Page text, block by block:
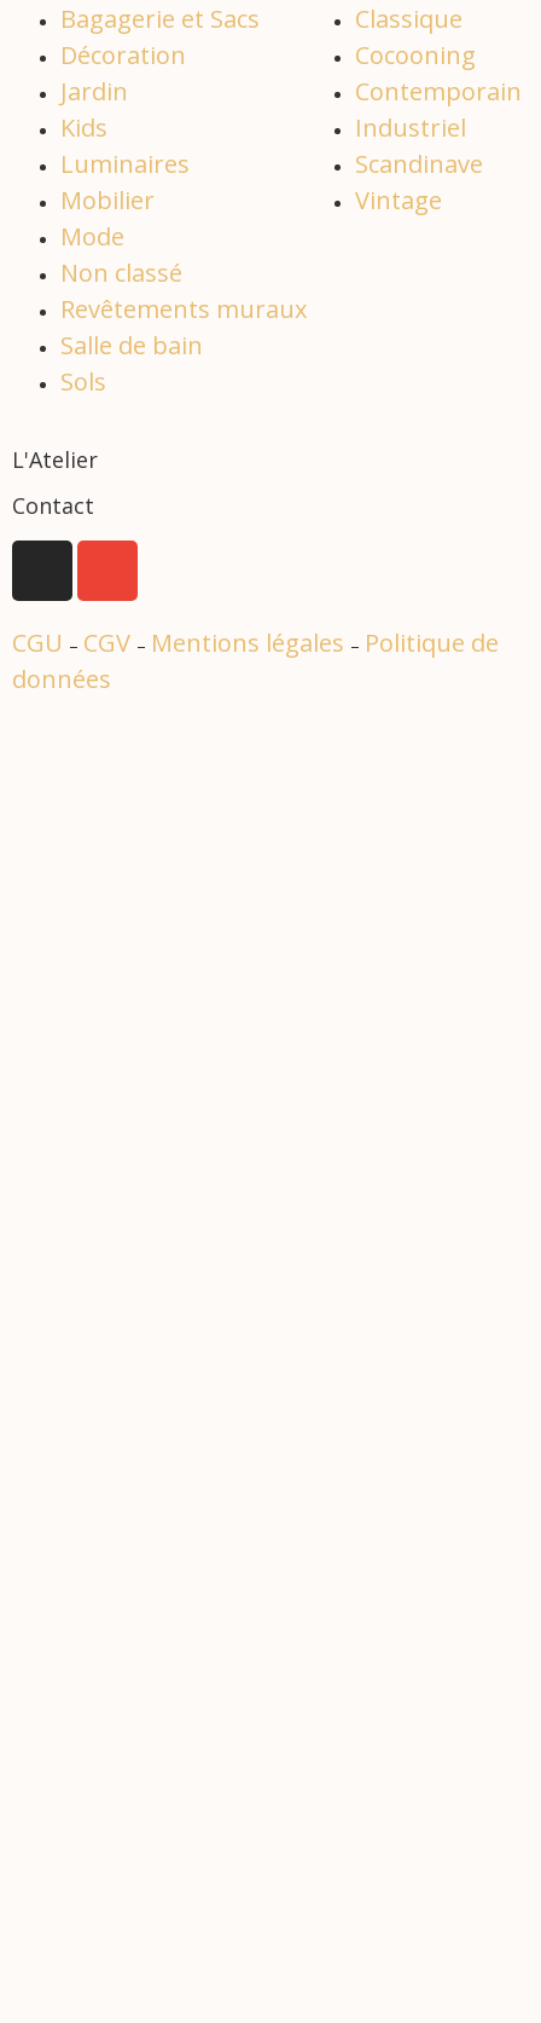
Bagagerie et Sacs
Décoration
Jardin
Kids
Luminaires
Mobilier
Mode
Non classé
Revêtements muraux
Salle de bain
Sols
Classique
Cocooning
Contemporain
Industriel
Scandinave
Vintage
L'Atelier
Contact
CGU – CGV – Mentions légales – Politique de
données